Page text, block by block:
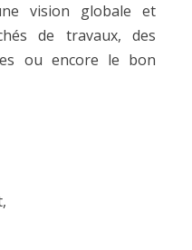
vision globale et
de travaux, des
ou encore le bon